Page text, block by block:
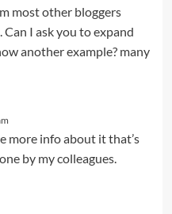
most other bloggers
I ask you to expand
another example? many
more info about it that’s
by my colleagues.